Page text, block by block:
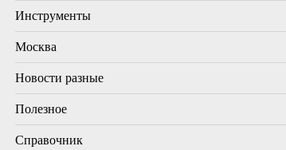
Инструменты
Москва
Новости разные
Полезное
Справочник